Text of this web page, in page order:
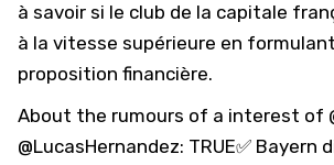
à savoir si le club de la capitale
à la vitesse supérieure en
proposition financière.
About the rumours of a interest of
@LucasHernandez: TRUE✅ Bayern